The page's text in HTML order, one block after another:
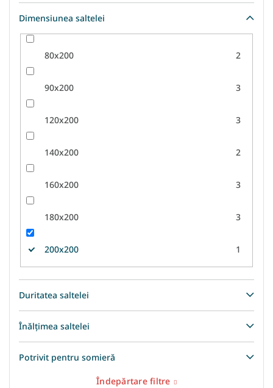
Dimensiunea saltelei
80x200 2
90x200 3
120x200 3
140x200 2
160x200 3
180x200 3
200x200 1
Duritatea saltelei
Înălțimea saltelei
Potrivit pentru somieră
Îndepărtare filtre